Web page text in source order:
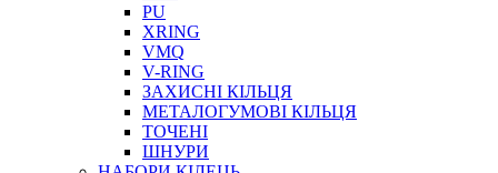
ПІСТОЛЕТИ
НАСОСИ ТА ПОМПИ
PU
XRING
VMQ
V-RING
ЗАХИСНІ КІЛЬЦЯ
МЕТАЛОГУМОВІ КІЛЬЦЯ
ТОЧЕНІ
ШНУРИ